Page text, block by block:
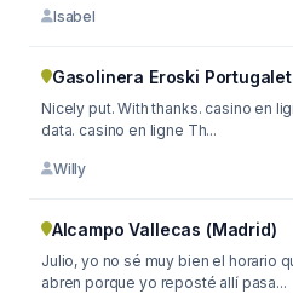
Isabel
Gasolinera Eroski
Nicely put. With thanks. casino en
data. casino en ligne Th...
Willy
Alcampo Vallecas (Madrid)
Julio, yo no sé muy bien el horario
abren porque yo reposté allí pasa...